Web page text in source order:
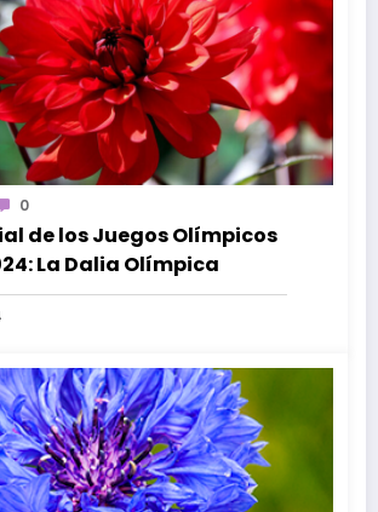
0
de los Juegos Olímpicos
La Dalia Olímpica